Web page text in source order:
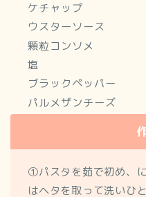
ケチャップ 大
ウスターソース
顆粒コンソメ
塩 適
ブラックペッパー
パルメザンチーズ
①パスタを茹で初め、
はヘタを取って洗いひ